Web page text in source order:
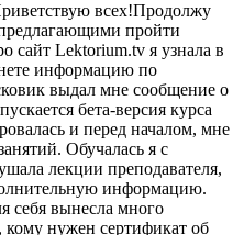
всех!Продолжу
пройти
сайт Lektorium.tv я узнала в
информацию по
выдал мне сообщение о
бета-версия курса
и перед началом, мне
Обучалась я с
лекции преподавателя,
информацию.
себя вынесла много
нужен сертификат об